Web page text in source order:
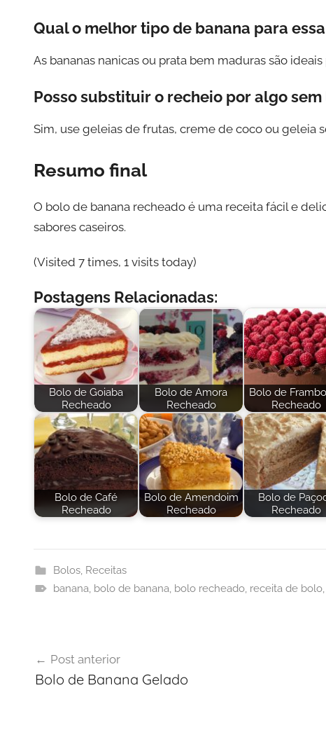
Qual o melhor tipo de banana para
As bananas nanicas ou prata bem maduras são ideais
Posso substituir o recheio por algo sem
Sim, use geleias de frutas, creme de coco ou geleia
Resumo final
O bolo de banana recheado é uma receita fácil e
sabores caseiros.
(Visited 7 times, 1 visits today)
Postagens Relacionadas:
Bolo de Goiaba
Recheado
Bolo de Amora
Recheado
Bolo de
Recheado
Bolo de Café
Recheado
Bolo de Amendoim
Recheado
Bolo de
Recheado
Bolos, Receitas
banana, bolo de banana, bolo recheado, receita de bolo,
de
Post anterior
Bolo de Banana Gelado